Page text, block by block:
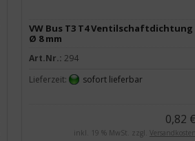
VW Bus T3 T4 Ventilschaftdichtung
Ø 8 mm
Art.Nr.: 294
Lieferzeit:
sofort lieferbar
0,82 €
inkl. 19 % MwSt. zzgl. Versandkosten